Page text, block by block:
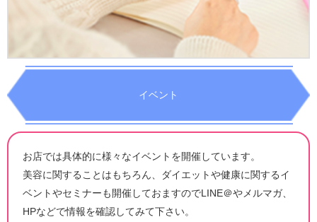
イベント
お店では具体的に様々なイベントを開催しています。
美容に関することはもちろん、ダイエットや健康に関するイ
ベントやセミナーも開催しておますのでLINE＠やメルマガ、
HPなどで情報を確認してみて下さい。